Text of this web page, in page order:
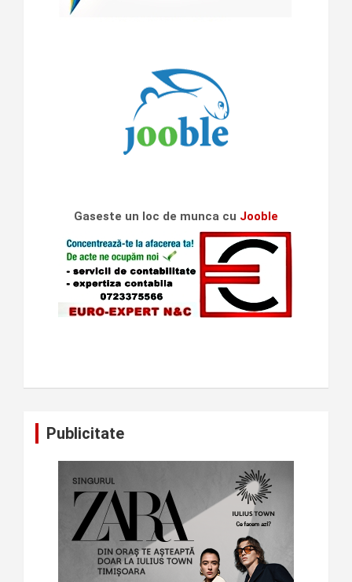
Gaseste un loc de munca cu Jooble
Publicitate